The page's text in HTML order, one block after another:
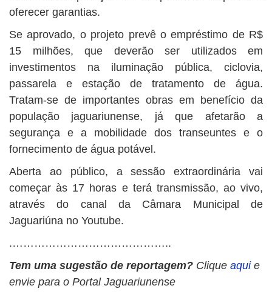
oferecer garantias.
Se aprovado, o projeto prevê o empréstimo de R$
15 milhões, que deverão ser utilizados em
investimentos na iluminação pública, ciclovia,
passarela e estação de tratamento de água.
Tratam-se de importantes obras em benefício da
população jaguariunense, já que afetarão a
segurança e a mobilidade dos transeuntes e o
fornecimento de água potável.
Aberta ao público, a sessão extraordinária vai
começar às 17 horas e terá transmissão, ao vivo,
através do canal da Câmara Municipal de
Jaguariúna no Youtube.
.……………………………………..
Tem uma sugestão de reportagem? Clique aqui e
envie para o Portal Jaguariunense